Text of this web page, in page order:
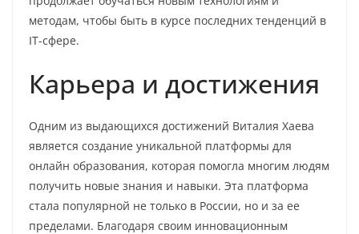
методам, чтобы быть в курсе последних тенденций в
IT-сфере.
Карьера и достижения
Одним из выдающихся достижений Виталия Хаева
является создание уникальной платформы для
онлайн образования, которая помогла многим людям
получить новые знания и навыки. Эта платформа
стала популярной не только в России, но и за ее
пределами. Благодаря своим инновационным